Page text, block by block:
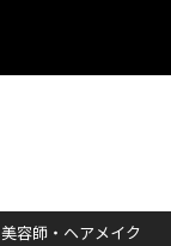
美容師・ヘアメイク